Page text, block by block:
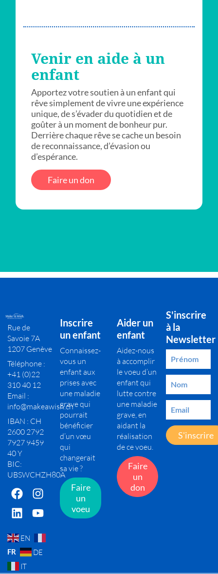
Venir en aide à un
enfant
Apportez votre soutien à un enfant qui
rêve simplement de vivre une expérience
unique, de s’évader du quotidien et de
goûter à un moment de bonheur pur.
Derrière chaque rêve se cache un besoin
de reconnaissance, d’évasion ou
d’espérance.
Faire un don
Rue de
Savoie 7A
1207 Genève
Téléphone :
+41 (0)22
310 40 12
Email :
info@makeawish.ch
IBAN : CH
2600 2792
7927 9459
40 Y
BIC:
UBSWCHZH80A
EN
FR
DE
IT
Inscrire
un enfant
Connaissez-
vous un
enfant aux
prises avec
une maladie
grave qui
pourrait
bénéficier
d’un vœu
qui
changerait
sa vie ?
Faire
un
voeu
Aider un
enfant
Aidez-nous
à accomplir
le voeu d’un
enfant qui
lutte contre
une maladie
grave, en
aidant la
réalisation
de ce voeu.
Faire
un
don
S'inscrire
à la
Newsletter
S'inscrire